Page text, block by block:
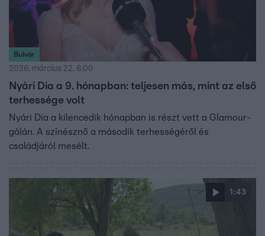
Bulvár
2026. március 22. 6:00
Nyári Dia a 9. hónapban: teljesen más, mint az első
terhessége volt
Nyári Dia a kilencedik hónapban is részt vett a Glamour-
gálán. A színésznő a második terhességéről és
családjáról mesélt.
1:43